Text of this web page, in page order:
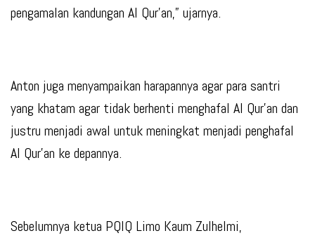
pengamalan kandungan Al Qur’an,” ujarnya.
Anton juga menyampaikan harapannya agar para santri
yang khatam agar tidak berhenti menghafal Al Qur’an dan
justru menjadi awal untuk meningkat menjadi penghafal
Al Qur’an ke depannya.
Sebelumnya ketua PQIQ Limo Kaum Zulhelmi,